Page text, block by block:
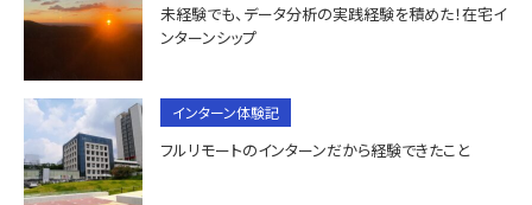
未経験でも、データ分析の実践経験を積めた！在宅イ
ンターンシップ
インターン体験記
フルリモートのインターンだから経験できたこと